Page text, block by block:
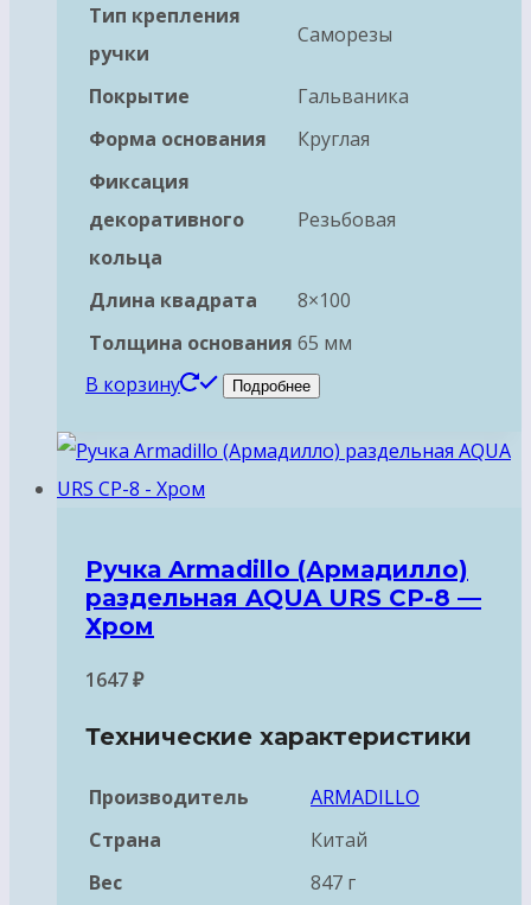
Тип крепления
ручки
Саморезы
Покрытие
Гальваника
Форма основания
Круглая
Фиксация
декоративного
кольца
Резьбовая
Длина квадрата
8×100
Толщина основания 65 мм
В корзину
Подробнее
Ручка Armadillo (Армадилло)
раздельная AQUA URS CP-8 —
Хром
1647₽
Технические характеристики
Производитель
ARMADILLO
Страна
Китай
Вес
847 г